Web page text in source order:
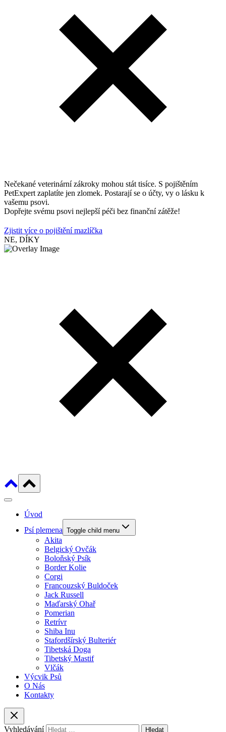
Nečekané veterinární zákroky mohou stát tisíce. S pojištěním
PetExpert zaplatíte jen zlomek. Postarají se o účty, vy o lásku k
vašemu psovi.
Dopřejte svému psovi nejlepší péči bez finanční zátěže!
Zjistit více o pojištění mazlíčka
NE, DÍKY
Úvod
Psí plemena Toggle child menu
Akita
Belgický Ovčák
Boloňský Psík
Border Kolie
Corgi
Francouzský Buldoček
Jack Russell
Maďarský Ohař
Pomerian
Retrívr
Shiba Inu
Stafordšírský Bulteriér
Tibetská Doga
Tibetský Mastif
Vlčák
Výcvik Psů
O Nás
Kontakty
Vyhledávání